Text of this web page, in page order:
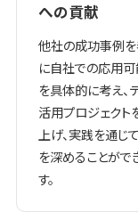
への貢献
他社の成功事例
に自社での応用
を具体的に考え、
活用プロジェクト
上げ、実践を通じ
を深めることがで
す。